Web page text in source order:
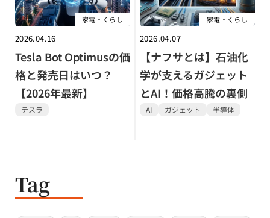
家電・くらし
2026.04.16
Tesla Bot Optimusの価
格と発売日はいつ？
【2026年最新】
テスラ
家電・くらし
2026.04.07
【ナフサとは】石油化
学が支えるガジェット
とAI！価格高騰の裏側
AI ガジェット 半導体
Tag